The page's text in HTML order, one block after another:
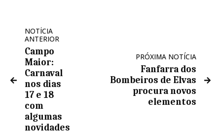
NOTÍCIA
ANTERIOR
Campo
Maior:
Carnaval
nos dias
17 e 18
com
algumas
novidades
PRÓXIMA NOTÍCIA
Fanfarra dos
Bombeiros de Elvas
procura novos
elementos